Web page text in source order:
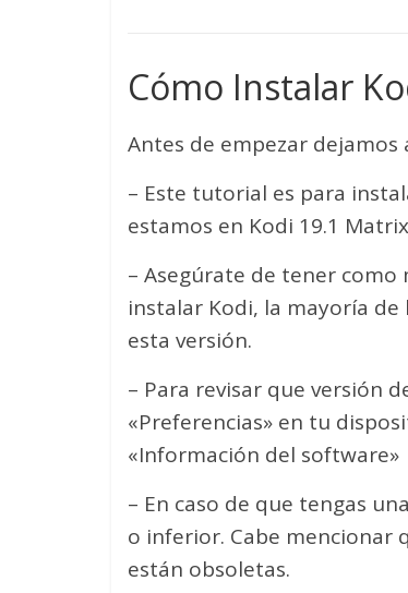
Cómo Instalar
Antes de empezar dejamos
– Este tutorial es para
estamos en Kodi 19.1
– Asegúrate de tener
instalar Kodi, la mayoría
esta versión.
– Para revisar que versión
«Preferencias» en tu
«Información del software»
– En caso de que tengas
o inferior. Cabe mencionar
están obsoletas.